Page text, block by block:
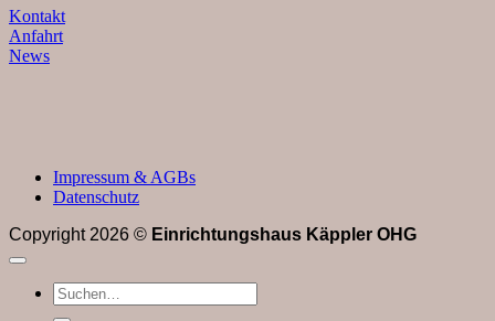
Kontakt
Anfahrt
News
Impressum & AGBs
Datenschutz
Copyright 2026 © Einrichtungshaus Käppler OHG
Suchen
nach: